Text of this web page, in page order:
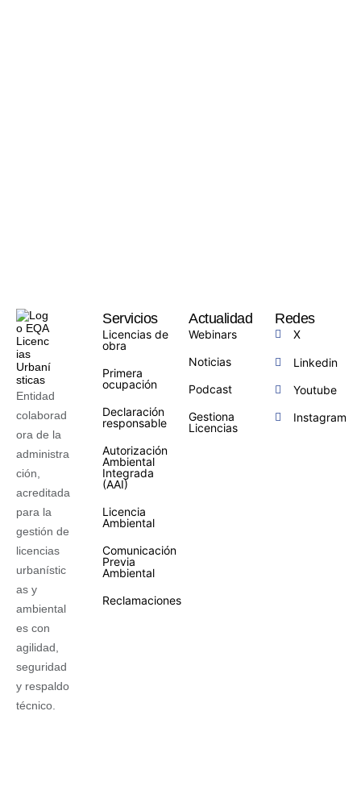
Entidad
colaborad
ora de la
administra
ción,
acreditada
para la
gestión de
licencias
urbanístic
as y
ambiental
es con
agilidad,
seguridad
y respaldo
técnico.
Servicios
Licencias de
obra
Primera
ocupación
Declaración
responsable
Autorización
Ambiental
Integrada
(AAI)
Licencia
Ambiental
Comunicación
Previa
Ambiental
Reclamaciones
Actualidad
Webinars
Noticias
Podcast
Gestiona
Licencias
Redes
X
Linkedin
Youtube
Instagram